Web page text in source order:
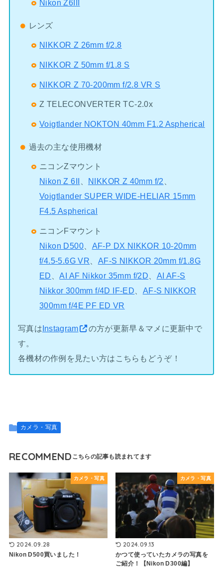
Nikon Z6III
レンズ
NIKKOR Z 26mm f/2.8
NIKKOR Z 50mm f/1.8 S
NIKKOR Z 70-200mm f/2.8 VR S
Z TELECONVERTER TC-2.0x
Voigtlander NOKTON 40mm F1.2 Aspherical
過去の主な使用機材
ニコンZマウント
Nikon Z 6II
NIKKOR Z 40mm f/2
Voigtlander SUPER WIDE-HELIAR 15mm
F4.5 Aspherical
ニコンFマウント
Nikon D500
AF-P DX NIKKOR 10-20mm
f/4.5-5.6G VR
AF-S NIKKOR 20mm f/1.8G
ED
、AI AF Nikkor 35mm f/2D
AI AF-S
Nikkor 300mm f/4D IF-ED
AF-S NIKKOR
300mm f/4E PF ED VR
写真は Instagram
の方が更新早＆マメに更新中で
す。
各機材の作例を見たい方はこちらもどうぞ！
カメラ・写真
RECOMMEND
カメラ・写真
2024.09.28
Nikon D500買いました！
カメラ・写真
2024.09.13
かつて使っていたカメラの写真を
ご紹介！【Nikon D300編】